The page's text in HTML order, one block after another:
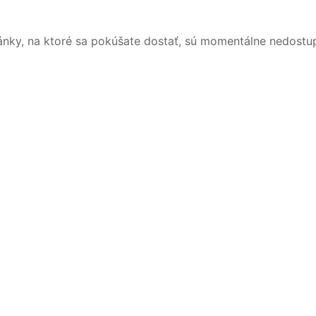
na ktoré sa pokúšate dostať, sú momentálne